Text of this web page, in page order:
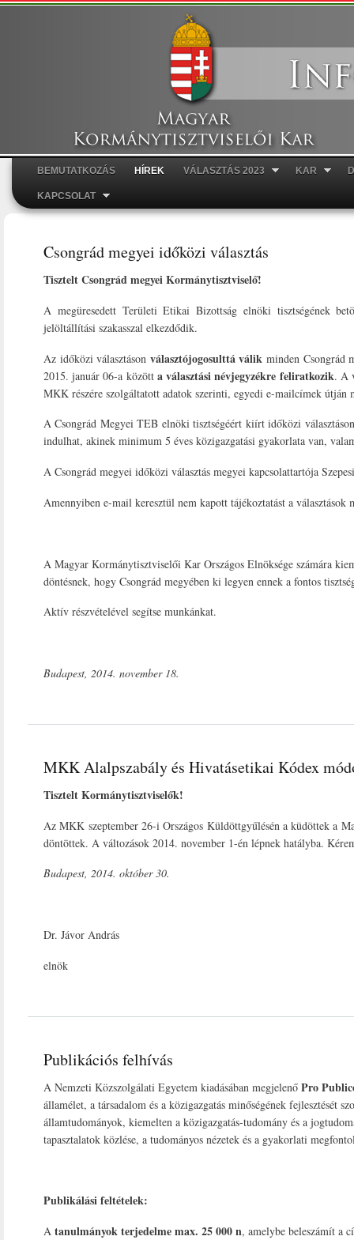
Főmenü
BEMUTATKOZÁS HÍREK VÁLASZTÁS 2023 KAR
KAPCSOLAT
Csongrád megyei időközi választás
Tisztelt Csongrád megyei Kormánytisztviselő!
A megüresedett Területi Etikai Bizottság elnöki tisztségének
jelöltállítási szakasszal elkezdődik.
Az időközi választáson választójogosulttá válik minden Csongrád
2015. január 06-a között a választási névjegyzékre feliratkozik. A
MKK részére szolgáltatott adatok szerinti, egyedi e-mailcímek útján
A Csongrád Megyei TEB elnöki tisztségéért kiírt időközi
indulhat, akinek minimum 5 éves közigazgatási gyakorlata van,
A Csongrád megyei időközi választás megyei kapcsolattartója
Amennyiben e-mail keresztül nem kapott tájékoztatást a
A Magyar Kormánytisztviselői Kar Országos Elnöksége számára
döntésnek, hogy Csongrád megyében ki legyen ennek a fontos
Aktív részvételével segítse munkánkat.
Budapest, 2014. november 18.
MKK Alalpszabály és Hivatásetikai Kódex
Tisztelt Kormánytisztviselők!
Az MKK szeptember 26-i Országos Küldöttgyűlésén a küdöttek a
döntöttek. A változások 2014. november 1-én lépnek hatályba.
Budapest, 2014. október 30.
Dr. Jávor András
elnök
Publikációs felhívás
A Nemzeti Közszolgálati Egyetem kiadásában megjelenő Pro
államélet, a társadalom és a közigazgatás minőségének fejlesztését
államtudományok, kiemelten a közigazgatás-tudomány és a
tapasztalatok közlése, a tudományos nézetek és a gyakorlati
Publikálási feltételek:
A tanulmányok terjedelme max. 25 000 n, amelybe beleszámít a